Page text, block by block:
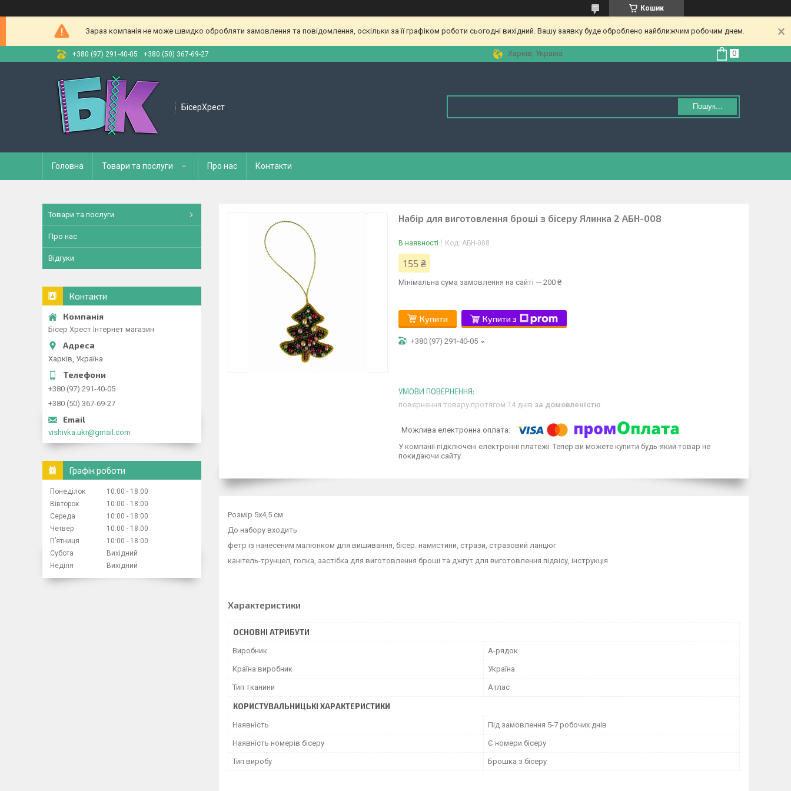
Кошик
Зараз компанія не може швидко обробляти замовлення та повідомлення, оскільки за її графіком роботи сьогодні вихідний. Вашу заявку буде оброблено найближчим робочим днем.
+380 (97) 291-40-05 +380 (50) 367-69-27 Харків, Україна
БісерХрест Пошук...
Головна Товари та послуги Про нас Контакти
Набір для виготовлення броші з бісеру Ялинка 2 АБН-008
В наявності Код: АБН-008
155 ₴
Мінімальна сума замовлення на сайті — 200 ₴
Купити Купити з
+380 (97) 291-40-05
повернення товару протягом 14 днів за домовленістю
У компанії підключені електронні платежі. Тепер ви можете купити будь-який товар не
покидаючи сайту.
Розмір 5х4,5 см
До набору входить
фетр із нанесеним малюнком для вишивання, бісер. намистини, стрази, стразовий ланцюг
канітель-трунцел, голка, застібка для виготовлення броші та джгут для виготовлення підвісу, інструкція
Характеристики
ОСНОВНІ АТРИБУТИ
Виробник А-рядок
Країна виробник Україна
Тип тканини Атлас
КОРИСТУВАЛЬНИЦЬКІ ХАРАКТЕРИСТИКИ
Наявність Під замовлення 5-7 робочих днів
Наявність номерів бісеру Є номери бісеру
Тип виробу Брошка з бісеру
Товари та послуги
Про нас
Відгуки
Контакти
Бісер Хрест Інтернет магазин
Харків, Україна
+380 (97) 291-40-05
+380 (50) 367-69-27
vishivka.ukr@gmail.com
Графік роботи
Понеділок 10:00
18:00
Вівторок
10:00
18:00
Середа
10:00
18:00
Четвер
10:00
18:00
Пʼятниця
10:00
18:00
Субота
Вихідний
Неділя
Вихідний